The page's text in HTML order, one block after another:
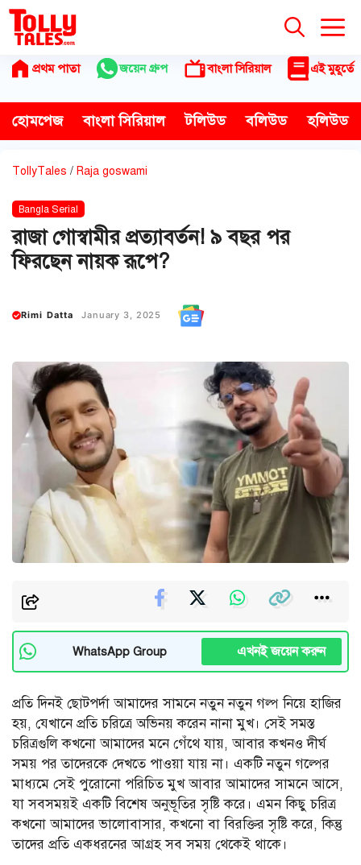
Skip
content
প্রথম পাতা জয়েন গ্রুপ বাংলা সিরিয়াল এই মুহূর্তে
হোমপেজ বাংলা সিরিয়াল টলিউড বলিউড হলিউড
TollyTales / Raja goswami
Bangla Serial
রাজা গোস্বামীর প্রত্যাবর্তন! ৯ বছর পর
ফিরছেন নায়ক রূপে?
Rimi Datta January 3, 2025
WhatsApp Group এখনই জয়েন করুন
প্রতি দিনই ছোটপর্দা আমাদের সামনে নতুন নতুন গল্প নিয়ে হাজির
হয়, যেখানে প্রতি চরিত্রে অভিনয় করেন নানা মুখ। সেই সমস্ত
চরিত্রগুলি কখনো আমাদের মনে গেঁথে যায়, আবার কখন‌ও দীর্ঘ
সময় পর তাদেরকে দেখতে পাওয়া যায় না। একটি নতুন গল্পের
মাধ্যমে সেই পুরোনো পরিচিত মুখ আবার আমাদের সামনে আসে,
যা সবসময়ই একটি বিশেষ অনুভূতির সৃষ্টি করে। এমন কিছু চরিত্র
কখনো আমাদের ভালোবাসার, কখনো বা বিরক্তির সৃষ্টি করে, কিন্তু
তাদের প্রতি একধরনের আগ্রহ সব সময় থেকেই থাকে।